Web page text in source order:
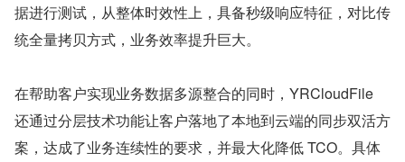
据进行测试，从整体时效性上，具备秒级响应特征，对比传
统全量拷贝方式，业务效率提升巨大。
在帮助客户实现业务数据多源整合的同时，YRCloudFile
还通过分层技术功能让客户落地了本地到云端的同步双活方
案，达成了业务连续性的要求，并最大化降低 TCO。具体